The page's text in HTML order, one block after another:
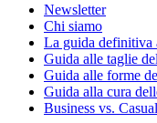
Newsletter
Chi siamo
La guida definitiva
Guida alle taglie
Guida alle forme
Guida alla cura
Business vs.